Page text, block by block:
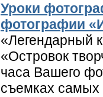
Уроки
фотографии
«Легендарный
«Островок
часа Вашего
съемках самых